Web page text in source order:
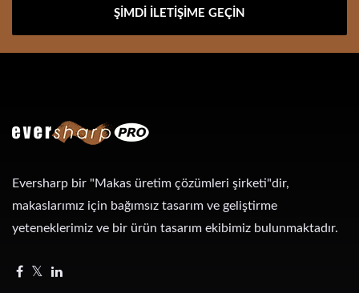
ŞIMDI İLETIŞIME GEÇIN
Eversharp bir "Makas üretim çözümleri şirketi"dir,
makaslarımız için bağımsız tasarım ve geliştirme
yeteneklerimiz ve bir ürün tasarım ekibimiz bulunmaktadır.